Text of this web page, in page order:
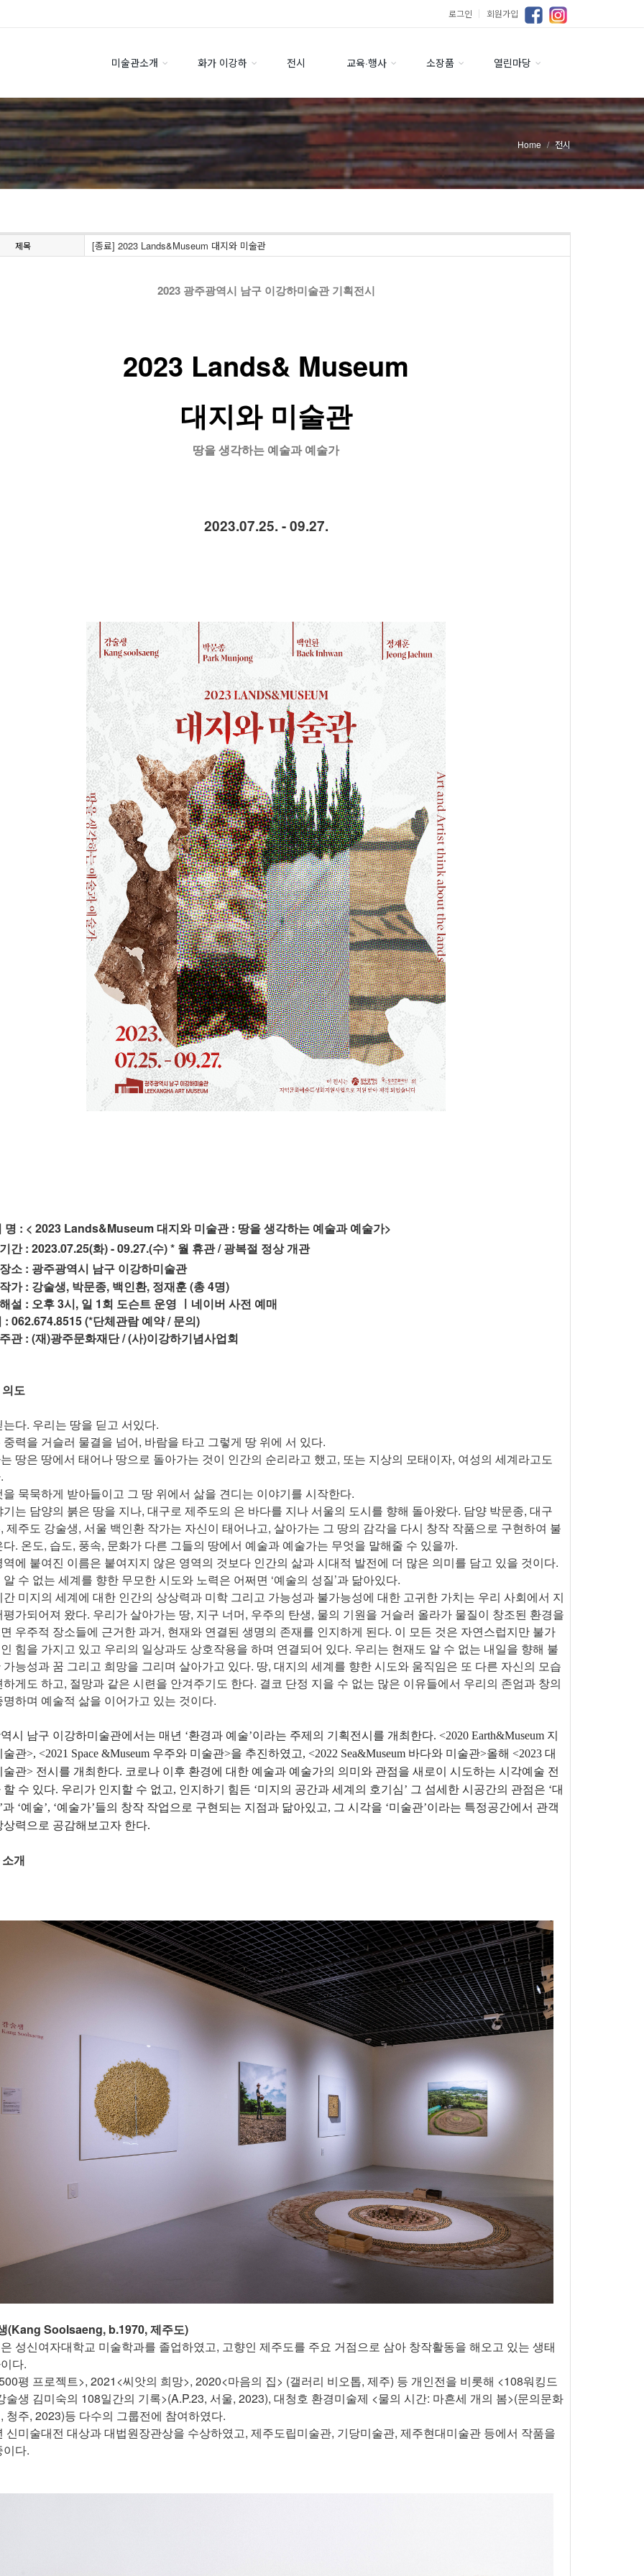
로그인 ｜ 회원가입
미술관소개 화가 이강하 전시 교육·행사 소장품 열린마당
Home 전시
제목 [종료] 2023 Lands&Museum 대지와 미술관
2023 광주광역시 남구 이강하미술관 기획전시
2023 Lands& Museum
대지와 미술관
땅을 생각하는 예술과 예술가
2023.07.25. - 09.27.
명 : < 2023 Lands&Museum 대지와 미술관 : 땅을 생각하는 예술과 예술가>
간 : 2023.07.25(화) - 09.27.(수) * 월 휴관 / 광복절 정상 개관
소 : 광주광역시 남구 이강하미술관
가 : 강술생, 박문종, 백인환, 정재훈 (총 4명)
설 : 오후 3시, 일 1회 도슨트 운영 ㅣ네이버 사전 예매
: 062.674.8515 (*단체관람 예약 / 문의)
관 : (재)광주문화재단 / (사)이강하기념사업회
도
는다. 우리는 땅을 딛고 서있다.
중력을 거슬러 물결을 넘어, 바람을 타고 그렇게 땅 위에 서 있다.
땅은 땅에서 태어나 땅으로 돌아가는 것이 인간의 순리라고 했고, 또는 지상의 모태이자, 여성의 세계라고도
을 묵묵하게 받아들이고 그 땅 위에서 삶을 견디는 이야기를 시작한다.
기는 담양의 붉은 땅을 지나, 대구로 제주도의 은 바다를 지나 서울의 도시를 향해 돌아왔다. 담양 박문종, 대구
제주도 강술생, 서울 백인환 작가는 자신이 태어나고, 살아가는 그 땅의 감각을 다시 창작 작품으로 구현하여 불
다. 온도, 습도, 풍속, 문화가 다른 그들의 땅에서 예술과 예술가는 무엇을 말해줄 수 있을까.
역에 붙여진 이름은 붙여지지 않은 영역의 것보다 인간의 삶과 시대적 발전에 더 많은 의미를 담고 있을 것이다.
알 수 없는 세계를 향한 무모한 시도와 노력은 어쩌면 ‘예술의 성질’과 닮아있다.
간 미지의 세계에 대한 인간의 상상력과 미학 그리고 가능성과 불가능성에 대한 고귀한 가치는 우리 사회에서 지
평가되어져 왔다. 우리가 살아가는 땅, 지구 너머, 우주의 탄생, 물의 기원을 거슬러 올라가 물질이 창조된 환경을
우주적 장소들에 근거한 과거, 현재와 연결된 생명의 존재를 인지하게 된다. 이 모든 것은 자연스럽지만 불가
힘을 가지고 있고 우리의 일상과도 상호작용을 하며 연결되어 있다. 우리는 현재도 알 수 없는 내일을 향해 불
가능성과 꿈 그리고 희망을 그리며 살아가고 있다. 땅, 대지의 세계를 향한 시도와 움직임은 또 다른 자신의 모습
하게도 하고, 절망과 같은 시련을 안겨주기도 한다. 결코 단정 지을 수 없는 많은 이유들에서 우리의 존엄과 창의
명하며 예술적 삶을 이어가고 있는 것이다.
시 남구 이강하미술관에서는 매년 ‘환경과 예술’이라는 주제의 기획전시를 개최한다. <2020 Earth&Museum 지
관>, <2021 Space &Museum 우주와 미술관>을 추진하였고, <2022 Sea&Museum 바다와 미술관>올해 <2023 대
술관> 전시를 개최한다. 코로나 이후 환경에 대한 예술과 예술가의 의미와 관점을 새로이 시도하는 시각예술 전
할 수 있다. 우리가 인지할 수 없고, 인지하기 힘든 ‘미지의 공간과 세계의 호기심’ 그 섬세한 시공간의 관점은 ‘대
’과 ‘예술’, ‘예술가’들의 창작 작업으로 구현되는 지점과 닮아있고, 그 시각을 ‘미술관’이라는 특정공간에서 관객
상력으로 공감해보고자 한다.
개
(Kang Soolsaeng, b.1970, 제주도)
성신여자대학교 미술학과를 졸업하였고, 고향인 제주도를 주요 거점으로 삼아 창작활동을 해오고 있는 생태
다.
평 프로젝트>, 2021<씨앗의 희망>, 2020<마음의 집> (갤러리 비오톱, 제주) 등 개인전을 비롯해 <108워킹드
술생 김미숙의 108일간의 기록>(A.P.23, 서울, 2023), 대청호 환경미술제 <물의 시간: 마흔세 개의 봄>(문의문화
청주, 2023)등 다수의 그룹전에 참여하였다.
신미술대전 대상과 대법원장관상을 수상하였고, 제주도립미술관, 기당미술관, 제주현대미술관 등에서 작품을
이다.